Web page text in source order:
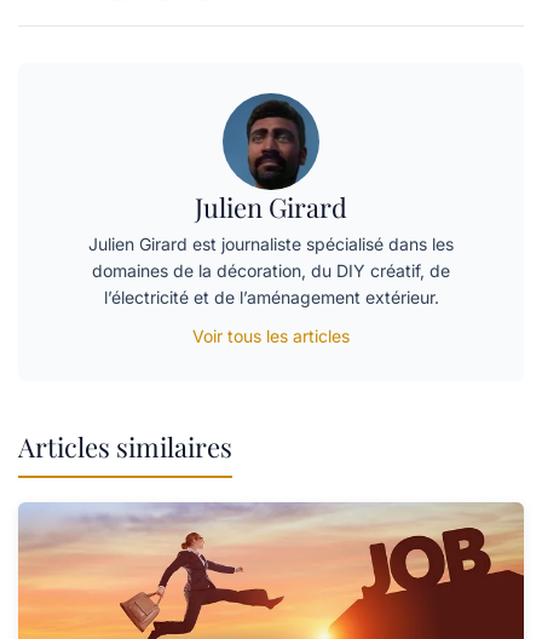
Julien Girard
Julien Girard est journaliste spécialisé dans les
domaines de la décoration, du DIY créatif, de
l’électricité et de l’aménagement extérieur.
Voir tous les articles
Articles similaires